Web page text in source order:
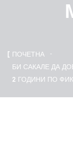
ПОЧЕТНА
БИ САКАЛЕ ДА
2 ГОДИНИ ПО